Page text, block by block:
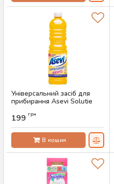
Універсальний засіб для
прибирання Asevi Solutie
Артикул:
199 грн
В кошик